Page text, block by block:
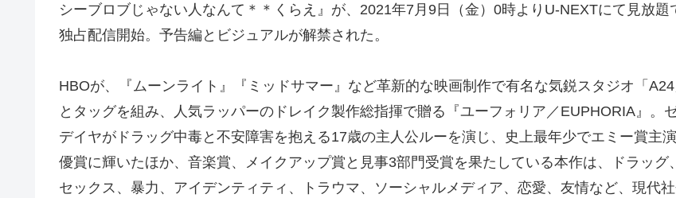
シーブロブじゃない人なんて＊＊くらえ』が、2021年7月9日（金）0時よりU-NEXTにて見放題
独占配信開始。予告編とビジュアルが解禁された。
HBOが、『ムーンライト』『ミッドサマー』など革新的な映画制作で有名な気鋭スタジオ「A24
とタッグを組み、人気ラッパーのドレイク製作総指揮で贈る『ユーフォリア／EUPHORIA』。
デイヤがドラッグ中毒と不安障害を抱える17歳の主人公ルーを演じ、史上最年少でエミー賞主
優賞に輝いたほか、音楽賞、メイクアップ賞と見事3部門受賞を果たしている本作は、ドラッグ、
セックス、暴力、アイデンティティ、トラウマ、ソーシャルメディア、恋愛、友情など、現代